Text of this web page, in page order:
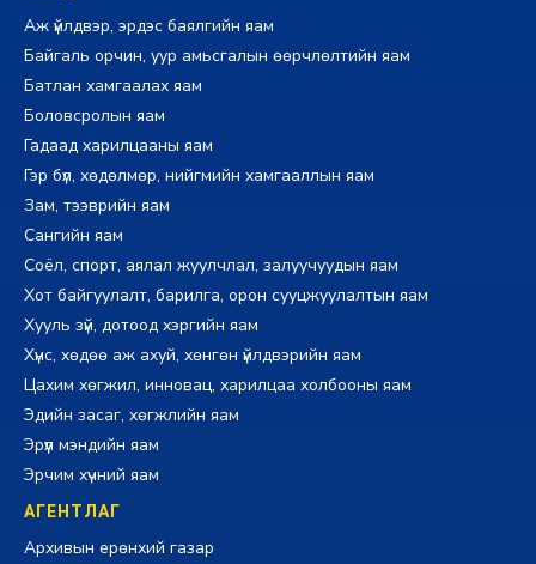
Аж үйлдвэр, эрдэс баялгийн яам
Байгаль орчин, уур амьсгалын өөрчлөлтийн яам
Батлан хамгаалах яам
Боловсролын яам
Гадаад харилцааны яам
Гэр бүл, хөдөлмөр, нийгмийн хамгааллын яам
Зам, тээврийн яам
Сангийн яам
Соёл, спорт, аялал жуулчлал, залуучуудын яам
Хот байгуулалт, барилга, орон сууцжуулалтын яам
Хууль зүй, дотоод хэргийн яам
Хүнс, хөдөө аж ахуй, хөнгөн үйлдвэрийн яам
Цахим хөгжил, инновац, харилцаа холбооны яам
Эдийн засаг, хөгжлийн яам
Эрүүл мэндийн яам
Эрчим хүчний яам
АГЕНТЛАГ
Архивын ерөнхий газар